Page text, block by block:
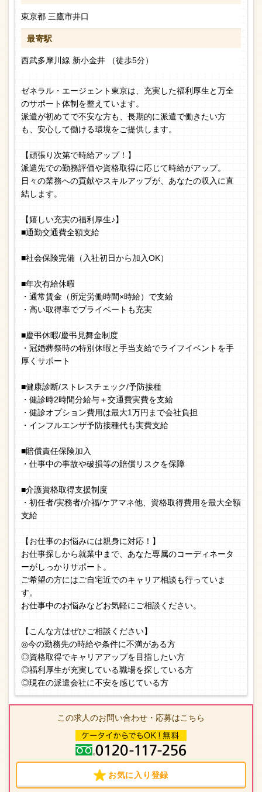
東京都 三鷹市井口
最寄駅
西武多摩川線 新小金井 （徒歩5分）
ゼネラル・エージェント東京は、充実した福利厚生と万全
のサポート体制を整えています。
派遣が初めてで不安な方も、長期的に派遣で働きたい方
も、安心して働ける環境をご提供します。
【頑張り次第で時給アップ！】
派遣先での勤務評価や資格取得に応じて時給がアップ。
日々の業務への貢献やスキルアップが、あなたの収入に直
結します。
【嬉しい充実の福利厚生♪】
■通勤交通費全額支給
■社会保険完備（入社初日から加入OK）
■年次有給休暇
・通常賃金（所定労働時間×時給）で支給
・高い取得率でプライベートも充実
■慶弔休暇/慶弔見舞金制度
・冠婚葬祭時の特別休暇と手当支給でライフイベントを手
厚くサポート
■健康診断/ストレスチェック/予防接種
・健診時2時間分給与＋交通費実費を支給
・健診オプション費用は最大1万円まで会社負担
・インフルエンザ予防接種代も実費支給
■賠償責任保険加入
・仕事中の事故や破損等の賠償リスクを保障
■介護資格取得支援制度
・初任者/実務者/介福/ケアマネ他、資格取得費用を最大全額
支給
【お仕事のお悩みには親身に対応！】
お仕事探しから就業中まで、あなた専属のコーディネータ
ーがしっかりサポート。
ご希望の方にはご自宅近でのキャリア相談も行っていま
す。
お仕事中のお悩みなどお気軽にご相談ください。
【こんな方はぜひご相談ください】
◎今の勤務先の時給や条件に不満がある方
◎資格取得でキャリアアップを目指したい方
◎福利厚生が充実している職場を探している方
◎現在の派遣会社に不安を感じている方
この求人のお問い合わせ・応募はこちら
お気に入り登録